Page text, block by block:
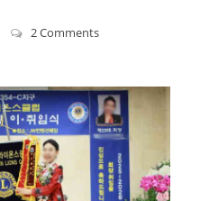
2 Comments